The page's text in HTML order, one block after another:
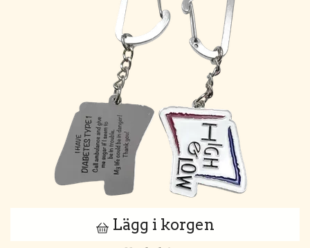
Lägg i korgen